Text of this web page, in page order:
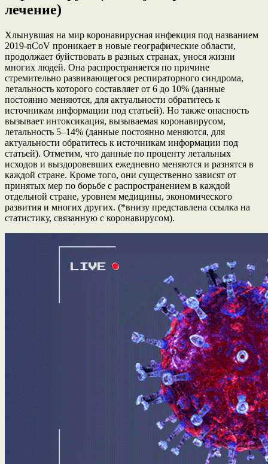
лечение)
Хлынувшая на мир коронавирусная инфекция под названием
2019-nCoV проникает в новые географические области,
продолжает буйствовать в разных странах, унося жизни
многих людей. Она распространяется по причине
стремительно развивающегося респираторного синдрома,
летальность которого составляет от 6 до 10% (данные
постоянно меняются, для актуальности обратитесь к
источникам информации под статьей). Но также опасность
вызывает интоксикация, вызываемая коронавирусом,
летальность 5–14% (данные постоянно меняются, для
актуальности обратитесь к источникам информации под
статьей). Отметим, что данные по проценту летальных
исходов и выздоровевших ежедневно меняются и разнятся в
каждой стране. Кроме того, они существенно зависят от
принятых мер по борьбе с распространением в каждой
отдельной стране, уровнем медицины, экономического
развития и многих других. (*внизу представлена ссылка на
статистику, связанную с коронавирусом).